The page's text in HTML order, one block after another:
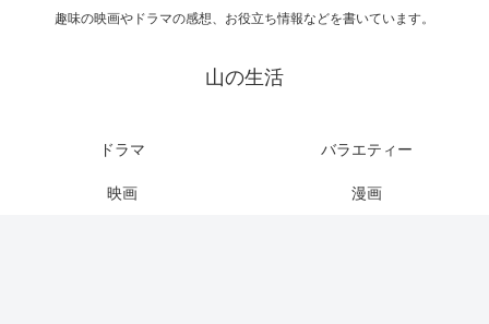
趣味の映画やドラマの感想、お役立ち情報などを書いています。
山の生活
ドラマ バラエティー
映画 漫画